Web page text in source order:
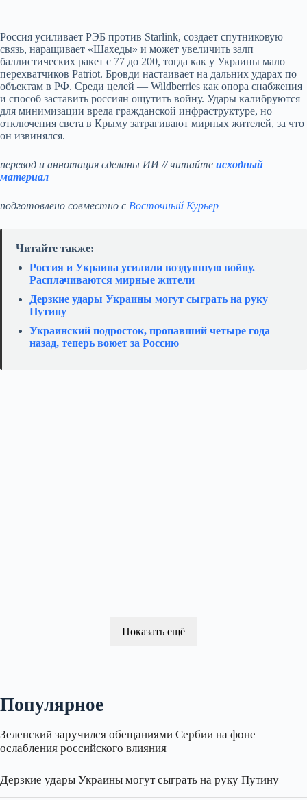
Россия усиливает РЭБ против Starlink, создает спутниковую
связь, наращивает «Шахеды» и может увеличить залп
баллистических ракет с 77 до 200, тогда как у Украины мало
перехватчиков Patriot. Бровди настаивает на дальних ударах по
объектам в РФ. Среди целей — Wildberries как опора снабжения
и способ заставить россиян ощутить войну. Удары калибруются
для минимизации вреда гражданской инфраструктуре, но
отключения света в Крыму затрагивают мирных жителей, за что
он извинялся.
перевод и аннотация сделаны ИИ // читайте исходный
материал
подготовлено совместно с Восточный Курьер
Читайте также:
Россия и Украина усилили воздушную войну.
Расплачиваются мирные жители
Дерзкие удары Украины могут сыграть на руку
Путину
Украинский подросток, пропавший четыре года
назад, теперь воюет за Россию
Показать ещё
Популярное
Зеленский заручился обещаниями Сербии на фоне
ослабления российского влияния
Дерзкие удары Украины могут сыграть на руку Путину